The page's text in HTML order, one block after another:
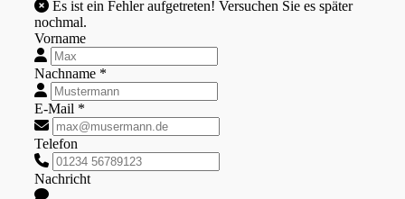
nochmal.
Vorname
Nachname *
E-Mail *
Telefon
Nachricht